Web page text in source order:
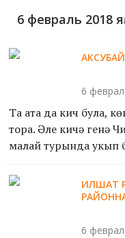
6 февраль 2018
6
Таң ата да кич була,
тора. Әле кичә генә
малай турында укып
ИЛШАТ
6